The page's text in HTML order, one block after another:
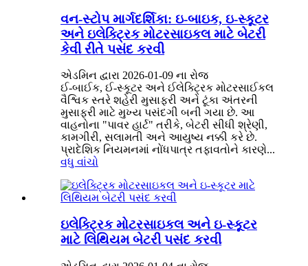
વન-સ્ટોપ માર્ગદર્શિકા: ઇ-બાઇક, ઇ-સ્કૂટર
અને ઇલેક્ટ્રિક મોટરસાઇકલ માટે બેટરી
કેવી રીતે પસંદ કરવી
એડમિન દ્વારા 2026-01-09 ના રોજ
ઈ-બાઈક, ઈ-સ્કૂટર અને ઈલેક્ટ્રિક મોટરસાઈકલ
વૈશ્વિક સ્તરે શહેરી મુસાફરી અને ટૂંકા અંતરની
મુસાફરી માટે મુખ્ય પસંદગી બની ગયા છે. આ
વાહનોના "પાવર હાર્ટ" તરીકે, બેટરી સીધી શ્રેણી,
કામગીરી, સલામતી અને આયુષ્ય નક્કી કરે છે.
પ્રાદેશિક નિયમનમાં નોંધપાત્ર તફાવતોને કારણે...
વધુ વાંચો
ઇલેક્ટ્રિક મોટરસાઇકલ અને ઇ-સ્કૂટર
માટે લિથિયમ બેટરી પસંદ કરવી